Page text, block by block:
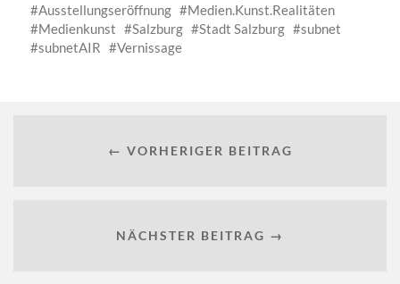
Ausstellungseröffnung
Medien.Kunst.Realitäten
Medienkunst
Salzburg Stadt Salzburg
subnet
subnetAIR
Vernissage
← VORHERIGER BEITRAG
NÄCHSTER BEITRAG →